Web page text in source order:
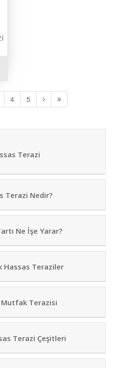
4 5
Terazi
Terazi Nedir?
Ne İşe Yarar?
Hassas Teraziler
Mutfak Terazisi
Terazi Çeşitleri